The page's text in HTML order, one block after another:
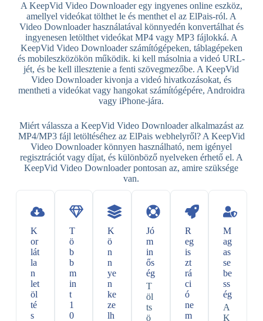
A KeepVid Video Downloader egy ingyenes online eszköz,
amellyel videókat tölthet le és menthet el az ElPais-ról. A
Video Downloader használatával könnyedén konvertálhat és
ingyenesen letölthet videókat MP4 vagy MP3 fájlokká. A
KeepVid Video Downloader számítógépeken, táblagépeken
és mobileszközökön működik. ki kell másolnia a videó URL-
jét, és be kell illesztenie a fenti szövegmezőbe. A KeepVid
Video Downloader kivonja a videó hivatkozásokat, és
mentheti a videókat vagy hangokat számítógépére, Androidra
vagy iPhone-jára.
Miért válassza a KeepVid Video Downloader alkalmazást az
MP4/MP3 fájl letöltéséhez az ElPais webhelyről? A KeepVid
Video Downloader könnyen használható, nem igényel
regisztrációt vagy díjat, és különböző nyelveken érhető el. A
KeepVid Video Downloader pontosan az, amire szüksége
van.
K
or
lát
la
n
let
öl
té
s
T
ö
b
b
m
in
t
1
0
K
ö
n
n
ye
n
ke
ze
lh
Jó
m
in
ős
ég
T
öl
ts
ö
R
eg
is
zt
rá
ci
ó
ne
m
M
ag
as
se
be
ss
ég
A
K